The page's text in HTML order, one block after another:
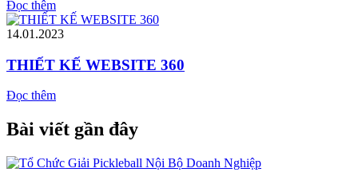
Đọc thêm
14.01.2023
THIẾT KẾ WEBSITE 360
Đọc thêm
Bài viết gần đây